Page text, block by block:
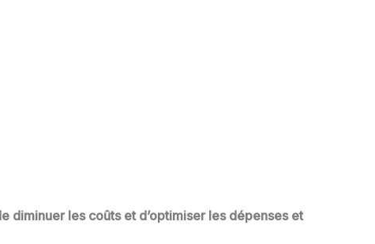
diminuer les coûts et d’optimiser les dépenses et